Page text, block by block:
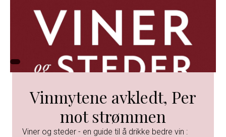
Vinmytene avkledt, Per
mot strømmen
Viner og steder - en guide til å drikke bedre vin :